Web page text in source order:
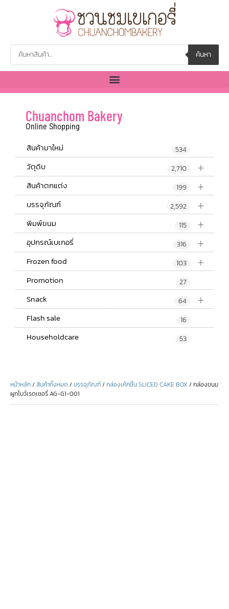
ค้นหา
Chuanchom Bakery
Online Shopping
สินค้ามาใหม่ 534
+
วัตุดิบ 2,710
+
สินค้าตกแต่ง 199
+
บรรจุภัณฑ์ 2,592
+
พิมพ์ขนม 115
+
อุปกรณ์เบเกอรี่ 316
+
Frozen food 103
Promotion 27
+
Snack 64
Flash sale 16
Householdcare 53
หน้าหลัก/สินค้าทั้งหมด /บรรจุภัณฑ์/กล่องเค้กชิ้น SLICED CAKE BOX / กล่องขนม
ผูกโบว์เรดเชอรี่ AG-G1-001